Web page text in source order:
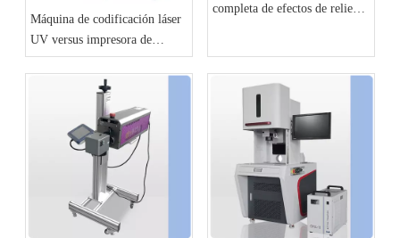
Máquina de codificación láser
UV versus impresora de
inyección de tinta: ¿Cuál es
mejor para las líneas de
completa de efectos de relieve